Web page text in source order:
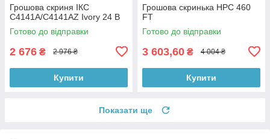
Грошова скриня ІКС
C4141A/C4141AZ Ivory 24 В
Готово до відправки
2 676 ₴ 2 976 ₴
Купити
Грошова скринька HPC 460
FT
Готово до відправки
3 603,60 ₴ 4 004 ₴
Купити
Показати ще